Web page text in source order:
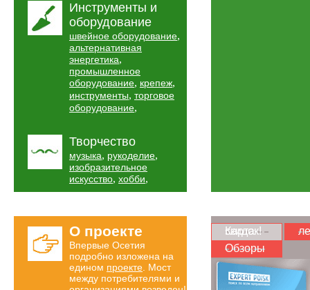
Инструменты и
оборудование
швейное оборудование,
альтернативная
энергетика,
промышленное
оборудование, крепеж,
инструменты, торговое
оборудование,
Творчество
музыка, рукоделие,
изобразительное
искусство, хобби,
О проекте
Впервые Осетия
подробно изложена на
едином проекте . Мост
между потребителями и
Карта скидок!
Обзоры